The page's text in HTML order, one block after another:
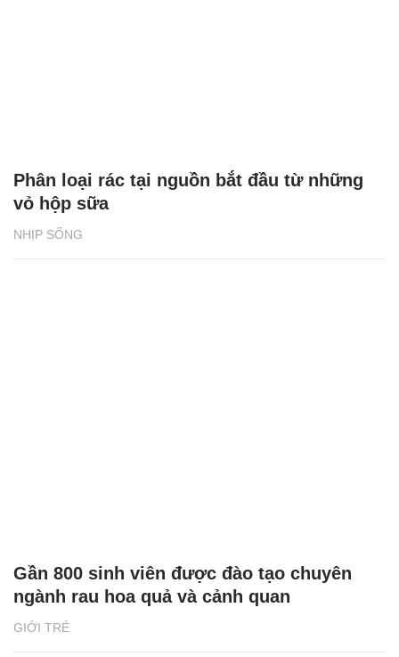
NHỊP SỐNG
Phân loại rác tại nguồn bắt đầu từ những
vỏ hộp sữa
GIỚI TRẺ
Gần 800 sinh viên được đào tạo chuyên
ngành rau hoa quả và cảnh quan